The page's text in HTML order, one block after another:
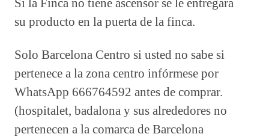
Si la Finca no tiene ascensor se le entregara
su producto en la puerta de la finca.
Solo Barcelona Centro si usted no sabe si
pertenece a la zona centro infórmese por
WhatsApp 666764592 antes de comprar.
(hospitalet, badalona y sus alrededores no
pertenecen a la comarca de Barcelona